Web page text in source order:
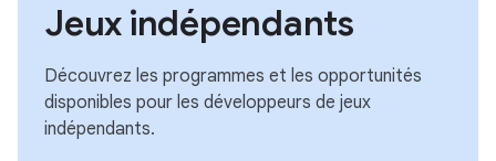
Jeux indépendants
Découvrez les programmes et les opportunités
disponibles pour les développeurs de jeux
indépendants.